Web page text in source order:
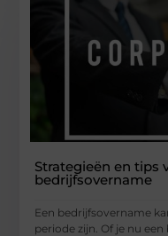
Strategieën en tips
bedrijfsovername
Een bedrijfsovername
periode zijn. Of je nu